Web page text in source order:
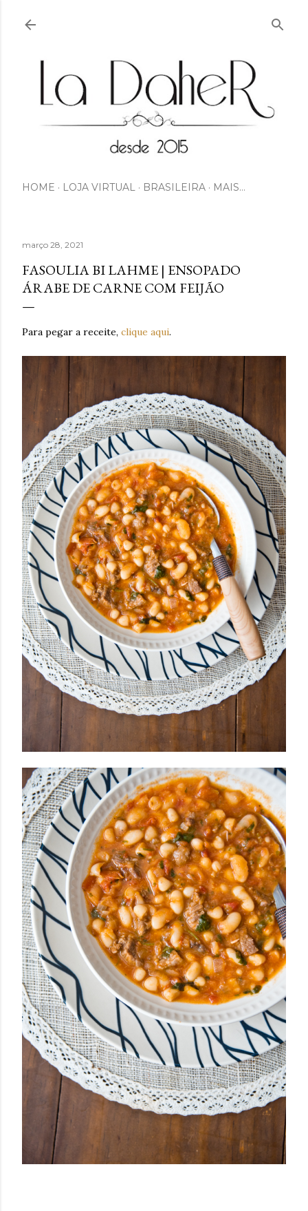
HOME LOJA VIRTUAL BRASILEIRA MAIS…
março 28, 2021
FASOULIA BI LAHME | ENSOPADO
ÁRABE DE CARNE COM FEIJÃO
Para pegar a receite, clique aqui.